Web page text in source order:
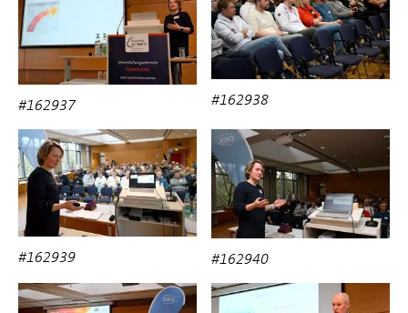
#162937 #162938
#162939 #162940